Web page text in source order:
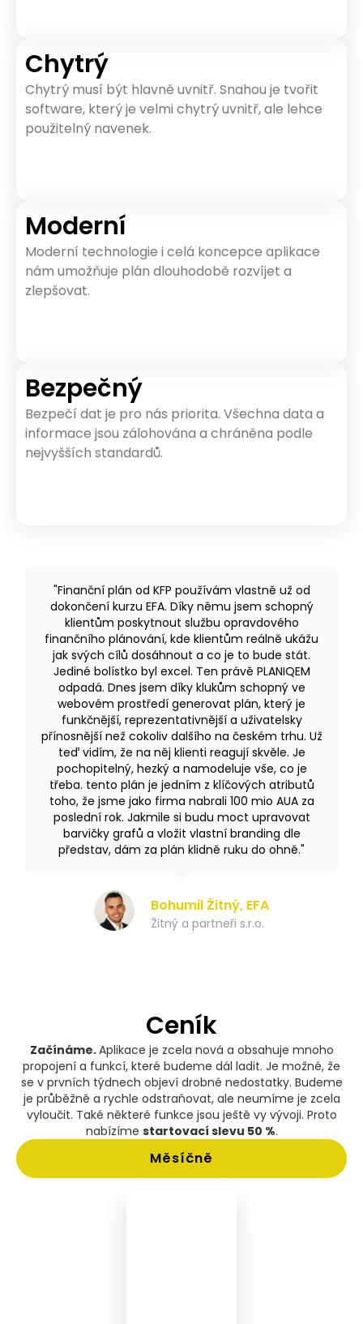
Chytrý
Chytrý musí být hlavně uvnitř. Snahou je tvořit
software, který je velmi chytrý uvnitř, ale lehce
použitelný navenek.
Moderní
Moderní technologie i celá koncepce aplikace
nám umožňuje plán dlouhodobě rozvíjet a
zlepšovat.
Bezpečný
Bezpečí dat je pro nás priorita. Všechna data a
informace jsou zálohována a chráněna podle
nejvyšších standardů.
"Finanční plán od KFP používám vlastně už od
dokončení kurzu EFA. Díky němu jsem schopný
klientům poskytnout službu opravdového
finančního plánování, kde klientům reálně ukážu
jak svých cílů dosáhnout a co je to bude stát.
Jediné bolístko byl excel. Ten právě PLANIQEM
odpadá. Dnes jsem díky klukům schopný ve
webovém prostředí generovat plán, který je
funkčnější, reprezentativnější a uživatelsky
přínosnější než cokoliv dalšího na českém trhu. Už
teď vidím, že na něj klienti reagují skvěle. Je
pochopitelný, hezký a namodeluje vše, co je
třeba. tento plán je jedním z klíčových atributů
toho, že jsme jako firma nabrali 100 mio AUA za
poslední rok. Jakmile si budu moct upravovat
barvičky grafů a vložit vlastní branding dle
představ, dám za plán klidně ruku do ohně."
Bohumil Žitný, EFA
Žitný a partneři s.r.o.
Ceník
Začínáme.Aplikace je zcela nová a obsahuje mnoho
propojení a funkcí, které budeme dál ladit. Je možné, že
se v prvních týdnech objeví drobné nedostatky. Budeme
je průběžně a rychle odstraňovat, ale neumíme je zcela
vyloučit. Také některé funkce jsou ještě vy vývoji. Proto
nabízíme startovací slevu 50 %.
Měsíčně